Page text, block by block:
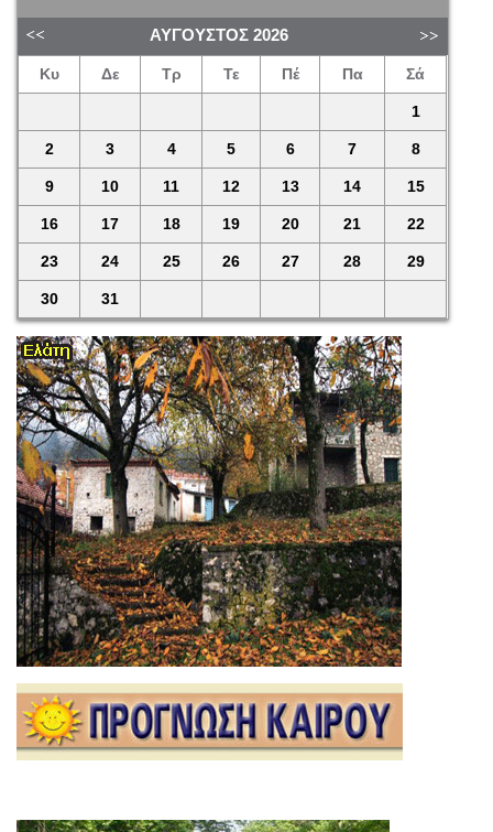
ΑΎΓΟΥΣΤΟΣ 2026
Κυ Δε Τρ Τε Πέ Πα Σά
1
2 3 4 5 6 7 8
9 10 11 12 13 14 15
16 17 18 19 20 21 22
23 24 25 26 27 28 29
30 31